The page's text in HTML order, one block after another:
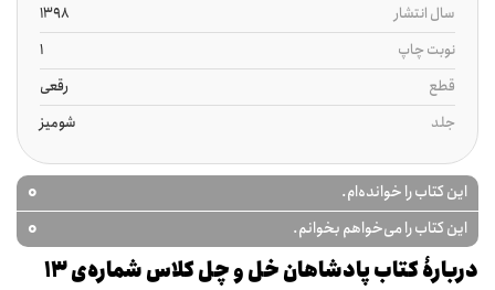
سال انتشار
1398
نوبت چاپ
1
قطع
رقعی
جلد
شومیز
این کتاب را خوانده‌ام. 0
این کتاب را می‌خواهم بخوانم. 0
دربارۀ کتاب پادشاهان خل و چل کلاس شماره‌ی 13